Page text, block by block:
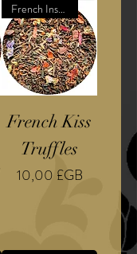
French Inspired Confection
French Kiss
Truffles
Prix
10,00 £GB